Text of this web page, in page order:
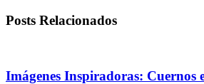
Posts Relacionados
Imágenes Inspiradoras: Cuernos